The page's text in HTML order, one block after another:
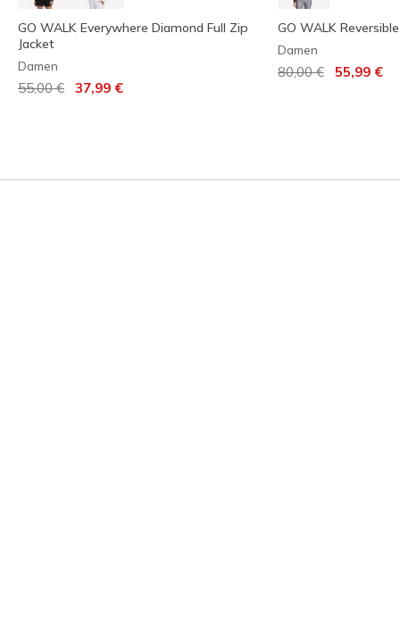
GO WALK Everywhere Diamond Full Zip
Jacket
Damen
Reduziert von
55,00 € auf
37,99 €
GO WALK
Damen
Reduziert von
80,00 €auf55,99 €